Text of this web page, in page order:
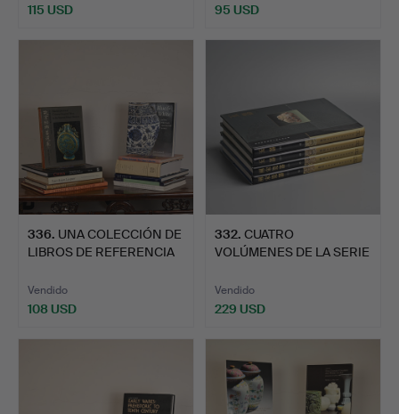
115 USD 95 USD
336. UNA COLECCIÓN DE
LIBROS DE REFERENCIA
Vendido
108 USD
332. CUATRO
VOLÚMENES DE LA SERIE
Vendido
229 USD